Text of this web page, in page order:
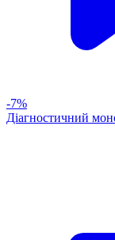
-7%
Діагностичний